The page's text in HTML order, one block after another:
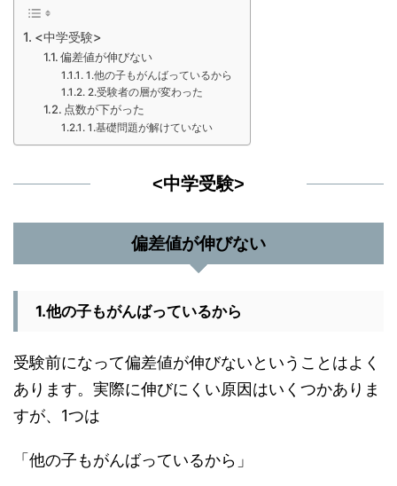
<中学受験>
偏差値が伸びない
1.他の子もがんばっているから
2.受験者の層が変わった
点数が下がった
1.基礎問題が解けていない
<中学受験>
偏差値が伸びない
1.他の子もがんばっているから
受験前になって偏差値が伸びないということはよく
あります。実際に伸びにくい原因はいくつかありま
すが、1つは
「他の子もがんばっているから」